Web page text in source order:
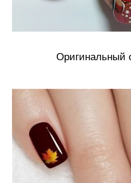
Оригинальный